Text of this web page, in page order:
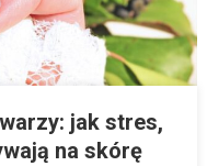
jak stres,
na skórę